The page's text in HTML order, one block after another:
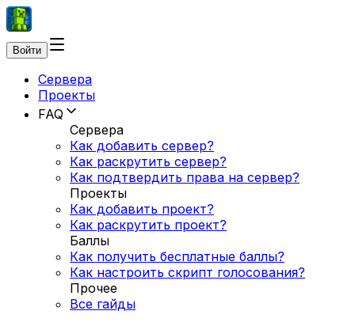
Войти
Сервера
Проекты
FAQ
Сервера
Как добавить сервер?
Как раскрутить сервер?
Как подтвердить права на сервер?
Проекты
Как добавить проект?
Как раскрутить проект?
Баллы
Как получить бесплатные баллы?
Как настроить скрипт голосования?
Прочее
Все гайды